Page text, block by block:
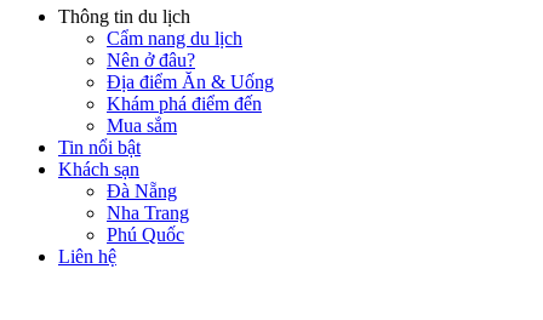
Thông tin du lịch
Cẩm nang du lịch
Nên ở đâu?
Địa điểm Ăn & Uống
Khám phá điểm đến
Mua sắm
Tin nổi bật
Khách sạn
Đà Nẵng
Nha Trang
Phú Quốc
Liên hệ